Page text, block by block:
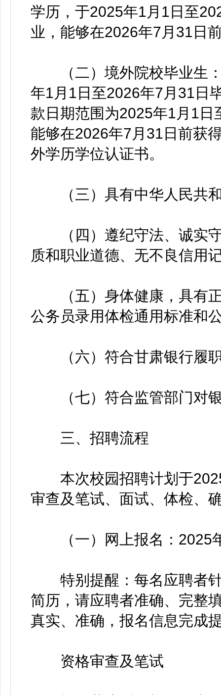
学历，于2025年1月1日至
业，能够在2026年7月31日
（二）境外院校毕业生：
年1月1日至2026年7月31日
款日期范围为2025年1月1
能够在2026年7月31日前获
外学历学位认证书。
（三）具有中华人民共
（四）遵纪守法、诚实守
质和职业道德、无不良信用
（五）身体健康，具有正
公务员录用体检通用标准和
（六）符合甘肃银行履职
（七）符合监管部门对银
三、招聘流程
本次校园招聘计划于
审查及笔试、面试、体检、
（一）网上报名：2025
特别提醒：每名应聘者针
简历，请应聘者准确、完整
真实、准确，报名信息完成
资格审查及笔试